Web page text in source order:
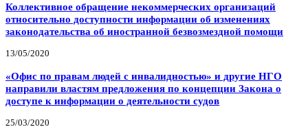
Коллективное обращение некоммерческих организаций
относительно доступности информации об изменениях
законодательства об иностранной безвозмездной помощи
13/05/2020
«Офис по правам людей с инвалидностью» и другие НГО
направили властям предложения по концепции Закона о
доступе к информации о деятельности судов
25/03/2020